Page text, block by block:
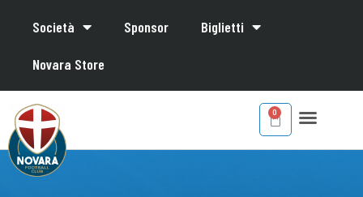
Società Sponsor Biglietti
Novara Store